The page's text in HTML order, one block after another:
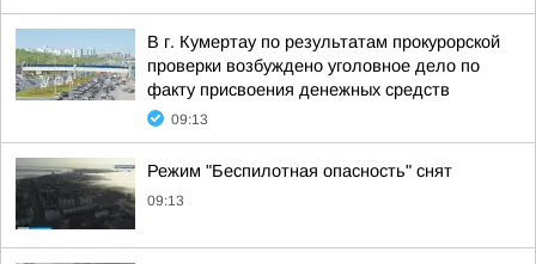
В г. Кумертау по результатам прокурорской
проверки возбуждено уголовное дело по
факту присвоения денежных средств
09:13
Режим "Беспилотная опасность" снят
09:13